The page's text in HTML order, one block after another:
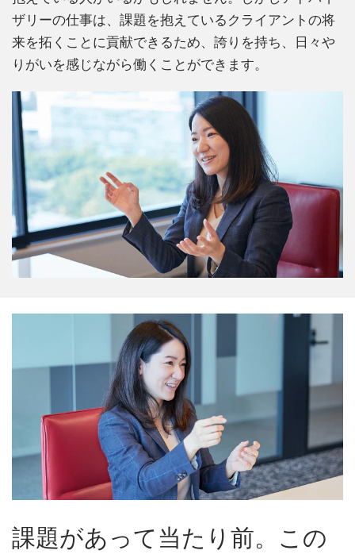
ザリーの仕事は、課題を抱えているクライアントの将
来を拓くことに貢献できるため、誇りを持ち、日々や
りがいを感じながら働くことができます。
課題があって当たり前。この